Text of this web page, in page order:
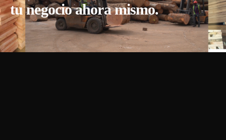
tu negocio ahora mismo.